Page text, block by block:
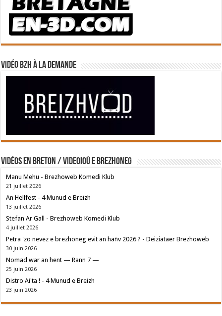
Vidéo BZH à la demande
Vidéos en breton / Videoioù e brezhoneg
Manu Mehu - Brezhoweb Komedi Klub
21 juillet 2026
An Hellfest - 4 Munud e Breizh
13 juillet 2026
Stefan Ar Gall - Brezhoweb Komedi Klub
4 juillet 2026
Petra 'zo nevez e brezhoneg evit an hañv 2026 ? - Deiziataer Brezhoweb
30 juin 2026
Nomad war an hent — Rann 7 —
25 juin 2026
Distro Ai'ta ! - 4 Munud e Breizh
23 juin 2026